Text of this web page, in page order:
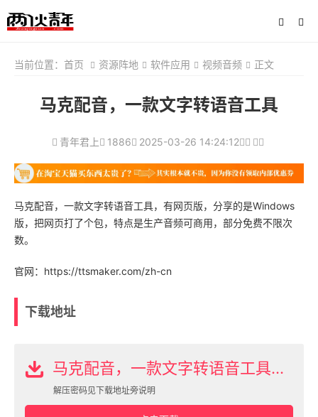
当前位置： 首页 资源阵地 软件应用 视频音频 正文
马克配音，一款文字转语音工具
青年君上 1886 2025-03-26 14:24:12
马克配音，一款文字转语音工具，有网页版，分享的是Windows
版，把网页打了个包，特点是生产音频可商用，部分免费不限次
数。
官网：https://ttsmaker.com/zh-cn
下载地址
马克配音，一款文字转语音工具下载
解压密码见下载地址旁说明